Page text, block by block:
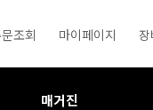
조회 마이페이지
매거진